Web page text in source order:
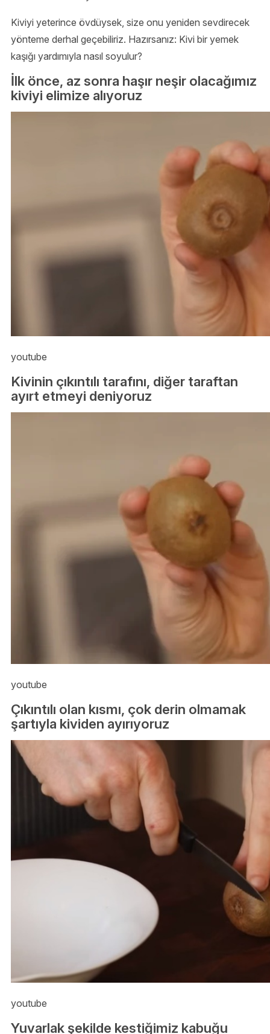
Kiviyi yeterince övdüysek, size onu yeniden sevdirecek
yönteme derhal geçebiliriz. Hazırsanız: Kivi bir yemek
kaşığı yardımıyla nasıl soyulur?
İlk önce, az sonra haşır neşir olacağımız
kiviyi elimize alıyoruz
youtube
Kivinin çıkıntılı tarafını, diğer taraftan
ayırt etmeyi deniyoruz
youtube
Çıkıntılı olan kısmı, çok derin olmamak
şartıyla kividen ayırıyoruz
youtube
Yuvarlak şekilde kestiğimiz kabuğu